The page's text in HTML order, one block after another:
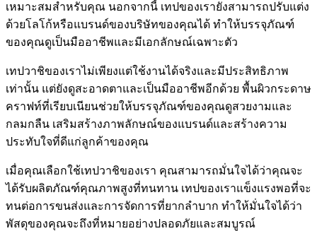
เหมาะสมสำหรับคุณ นอกจากนี้ เทปของเรายังสามารถปรับแต่ง
ด้วยโลโก้หรือแบรนด์ของบริษัทของคุณได้ ทำให้บรรจุภัณฑ์
ของคุณดูเป็นมืออาชีพและมีเอกลักษณ์เฉพาะตัว
เทปวาชิของเราไม่เพียงแต่ใช้งานได้จริงและมีประสิทธิภาพ
เท่านั้น แต่ยังดูสะอาดตาและเป็นมืออาชีพอีกด้วย พื้นผิวกระดาษ
คราฟท์ที่เรียบเนียนช่วยให้บรรจุภัณฑ์ของคุณดูสวยงามและ
กลมกลืน เสริมสร้างภาพลักษณ์ของแบรนด์และสร้างความ
ประทับใจที่ดีแก่ลูกค้าของคุณ
เมื่อคุณเลือกใช้เทปวาชิของเรา คุณสามารถมั่นใจได้ว่าคุณจะ
ได้รับผลิตภัณฑ์คุณภาพสูงที่ทนทาน เทปของเราแข็งแรงพอที่จะ
ทนต่อการขนส่งและการจัดการที่ยากลำบาก ทำให้มั่นใจได้ว่า
พัสดุของคุณจะถึงที่หมายอย่างปลอดภัยและสมบูรณ์